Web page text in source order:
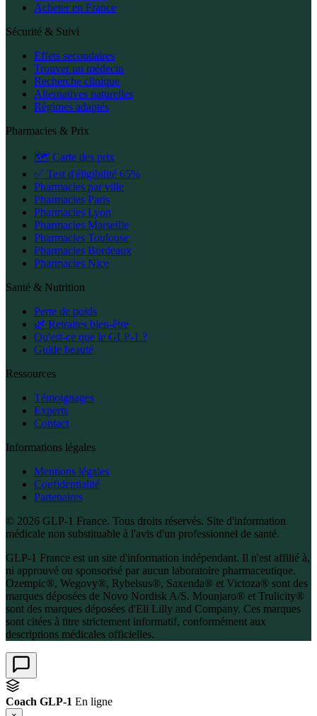
Acheter en France
Sécurité & Suivi
Effets secondaires
Trouver un médecin
Recherche clinique
Alternatives naturelles
Régimes adaptés
Pharmacies & Prix
🗺️ Carte des prix
✅ Test d'éligibilité 65%
Pharmacies par ville
Pharmacies Paris
Pharmacies Lyon
Pharmacies Marseille
Pharmacies Toulouse
Pharmacies Bordeaux
Pharmacies Nice
Santé & Nutrition
Perte de poids
🌿 Retraites bien-être
Qu'est-ce que le GLP-1 ?
Guide beauté
Ressources
Témoignages
Experts
Contact
Informations légales
Mentions légales
Confidentialité
Partenaires
© 2026 GLP-1 France. Tous droits réservés. Site d'information
médicale non substituable à l'avis d'un professionnel de santé.
GLP-1 France est un site d'information indépendant. Il n'est affilié à,
ni approuvé ou sponsorisé par aucun laboratoire pharmaceutique.
Ozempic®, Wegovy®, Rybelsus®, Saxenda® et Victoza® sont des
marques déposées de Novo Nordisk A/S. Mounjaro® et Trulicity®
sont des marques déposées d'Eli Lilly and Company. Ces marques
sont citées à titre strictement informatif, conformément aux
descriptions médicales officielles.
Coach GLP-1 En ligne